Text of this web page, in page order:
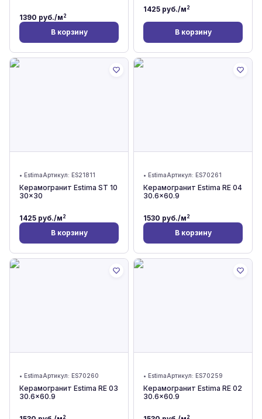
1390 руб./м2
В корзину
1425 руб./м2
В корзину
• EstimaАртикул: ES21811
Керамогранит Estima ST 10
30x30
1425 руб./м2
В корзину
• EstimaАртикул: ES70261
Керамогранит Estima RE 04
30.6x60.9
1530 руб./м2
В корзину
• EstimaАртикул: ES70260
Керамогранит Estima RE 03
30.6x60.9
2
• EstimaАртикул: ES70259
Керамогранит Estima RE 02
30.6x60.9
2